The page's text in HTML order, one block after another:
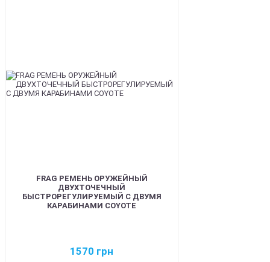
FRAG РЕМЕНЬ ОРУЖЕЙНЫЙ
ДВУХТОЧЕЧНЫЙ
БЫСТРОРЕГУЛИРУЕМЫЙ С ДВУМЯ
КАРАБИНАМИ COYOTE
1570 грн